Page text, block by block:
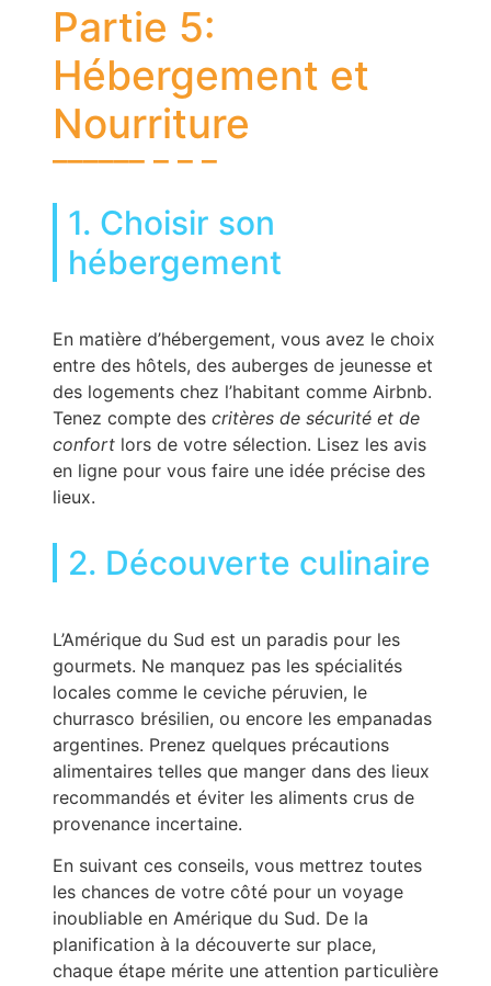
Partie 5:
Hébergement et
Nourriture
1. Choisir son
hébergement
En matière d’hébergement, vous avez le choix
entre des hôtels, des auberges de jeunesse et
des logements chez l’habitant comme Airbnb.
Tenez compte des critères de sécurité et de
confort lors de votre sélection. Lisez les avis
en ligne pour vous faire une idée précise des
lieux.
2. Découverte culinaire
L’Amérique du Sud est un paradis pour les
gourmets. Ne manquez pas les spécialités
locales comme le ceviche péruvien, le
churrasco brésilien, ou encore les empanadas
argentines. Prenez quelques précautions
alimentaires telles que manger dans des lieux
recommandés et éviter les aliments crus de
provenance incertaine.
En suivant ces conseils, vous mettrez toutes
les chances de votre côté pour un voyage
inoubliable en Amérique du Sud. De la
planification à la découverte sur place,
chaque étape mérite une attention particulière